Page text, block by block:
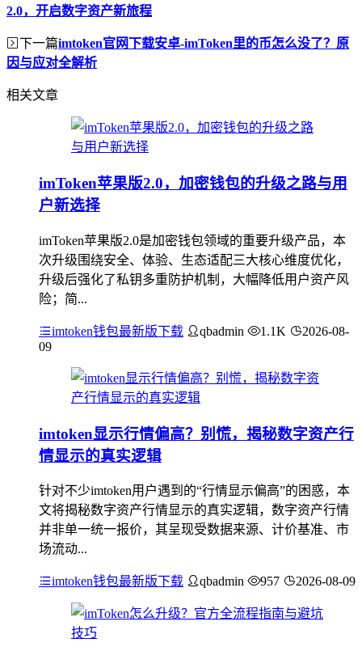
2.0，开启数字资产新旅程
下一篇imtoken官网下载安卓-imToken里的币怎么没了？原
因与应对全解析
相关文章
imToken苹果版2.0，加密钱包的升级之路与用
户新选择
imToken苹果版2.0是加密钱包领域的重要升级产品，本
次升级围绕安全、体验、生态适配三大核心维度优化，
升级后强化了私钥多重防护机制，大幅降低用户资产风
险；简...
imtoken钱包最新版下载 qbadmin 1.1K
2026-08-
09
imtoken显示行情偏高？别慌，揭秘数字资产行
情显示的真实逻辑
针对不少imtoken用户遇到的“行情显示偏高”的困惑，本
文将揭秘数字资产行情显示的真实逻辑，数字资产行情
并非单一统一报价，其呈现受数据来源、计价基准、市
场流动...
imtoken钱包最新版下载 qbadmin 957 2026-08-09